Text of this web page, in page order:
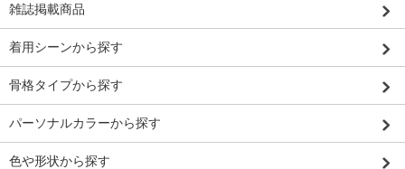
雑誌掲載商品
着用シーンから探す
骨格タイプから探す
パーソナルカラーから探す
色や形状から探す